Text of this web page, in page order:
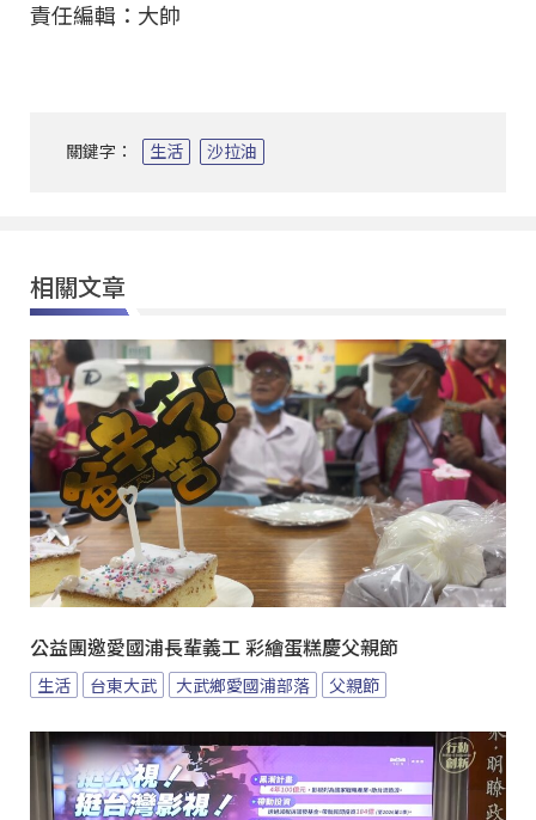
責任編輯：大帥
關鍵字： 生活 沙拉油
相關文章
公益團邀愛國浦長輩義工 彩繪蛋糕慶父親節
生活 台東大武 大武鄉愛國浦部落 父親節